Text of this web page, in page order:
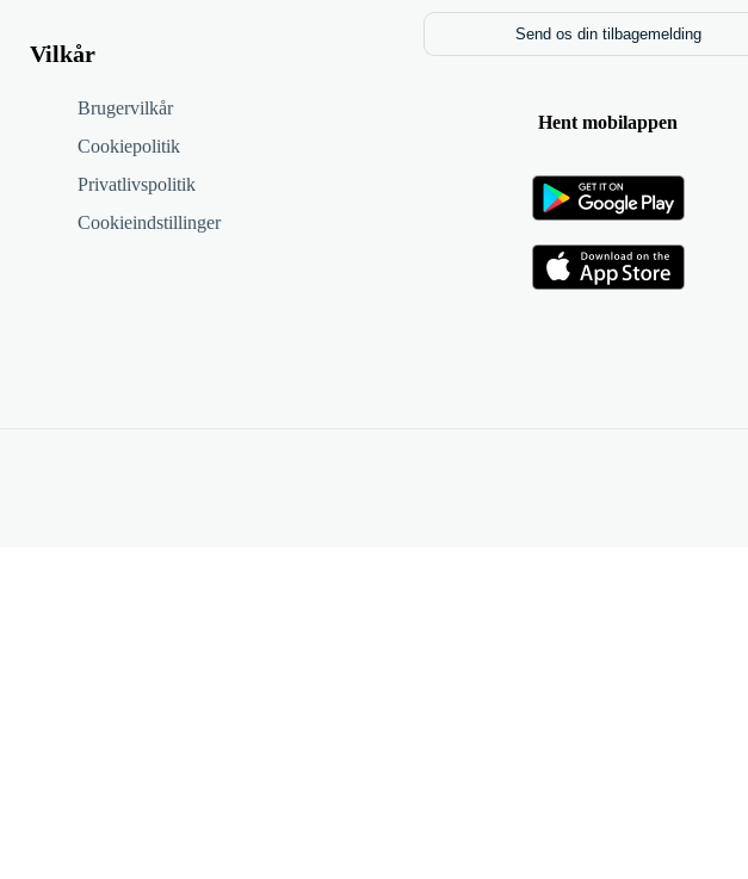
Vilkår
Brugervilkår
Cookiepolitik
Privatlivspolitik
Cookieindstillinger
Send os din tilbagemelding
Hent mobilappen